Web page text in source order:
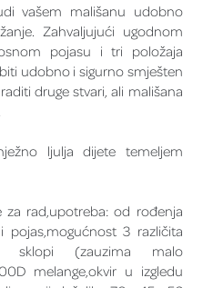
vašem mališanu udobno
Zahvaljujući ugodnom
pojasu i tri položaja
udobno i sigurno smješten
druge stvari, ali mališana
ljulja dijete temeljem
za rad,upotreba: od rođenja
pojas,mogućnost 3 različita
sklopi (zauzima malo
melange,okvir u izgledu